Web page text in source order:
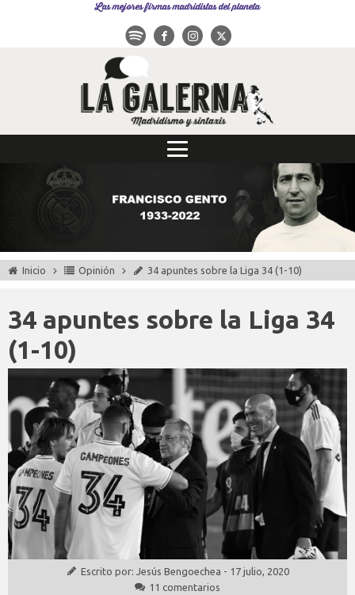
Las mejores firmas madridistas del planeta
Inicio Opinión 34 apuntes sobre la Liga 34 (1-10)
34 apuntes sobre la Liga 34
(1-10)
Escrito por: Jesús Bengoechea - 17 julio, 2020
11 comentarios